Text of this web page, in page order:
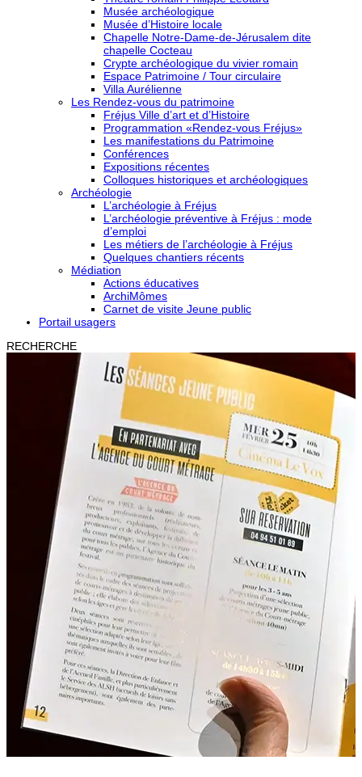
Musée archéologique
Musée d’Histoire locale
Chapelle Notre-Dame-de-Jérusalem dite
chapelle Cocteau
Crypte archéologique du vivier romain
Espace Patrimoine / Tour circulaire
Villa Aurélienne
Les Rendez-vous du patrimoine
Fréjus Ville d’art et d’Histoire
Programmation «Rendez-vous Fréjus»
Les manifestations du Patrimoine
Conférences
Expositions récentes
Colloques historiques et archéologiques
Archéologie
L’archéologie à Fréjus
L’archéologie préventive à Fréjus : mode
d’emploi
Les métiers de l’archéologie à Fréjus
Quelques chantiers récents
Médiation
Actions éducatives
ArchiMômes
Carnet de visite Jeune public
Portail usagers
RECHERCHE